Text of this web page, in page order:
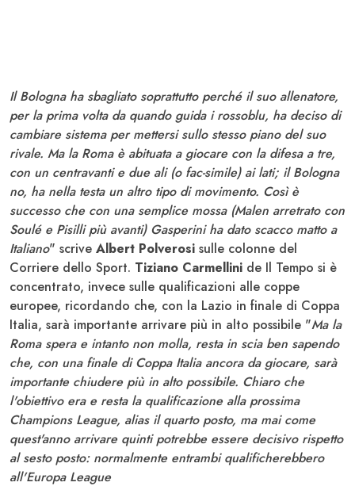
Il Bologna ha sbagliato soprattutto perché il suo allenatore,
per la prima volta da quando guida i rossoblu, ha deciso di
cambiare sistema per mettersi sullo stesso piano del suo
rivale. Ma la Roma è abituata a giocare con la difesa a tre,
con un centravanti e due ali (o fac-simile) ai lati; il Bologna
no, ha nella testa un altro tipo di movimento. Così è
successo che con una semplice mossa (Malen arretrato con
Soulé e Pisilli più avanti) Gasperini ha dato scacco matto a
Italiano" scrive Albert Polverosi sulle colonne del
Corriere dello Sport. Tiziano Carmellini de Il Tempo si è
concentrato, invece sulle qualificazioni alle coppe
europee, ricordando che, con la Lazio in finale di Coppa
Italia, sarà importante arrivare più in alto possibile "Ma la
Roma spera e intanto non molla, resta in scia ben sapendo
che, con una finale di Coppa Italia ancora da giocare, sarà
importante chiudere più in alto possibile. Chiaro che
l'obiettivo era e resta la qualificazione alla prossima
Champions League, alias il quarto posto, ma mai come
quest'anno arrivare quinti potrebbe essere decisivo rispetto
al sesto posto: normalmente entrambi qualificherebbero
all'Europa League